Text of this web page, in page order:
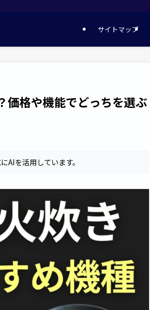
サイトマップ
価格や機能でどっちを選ぶ
AIを活用しています。